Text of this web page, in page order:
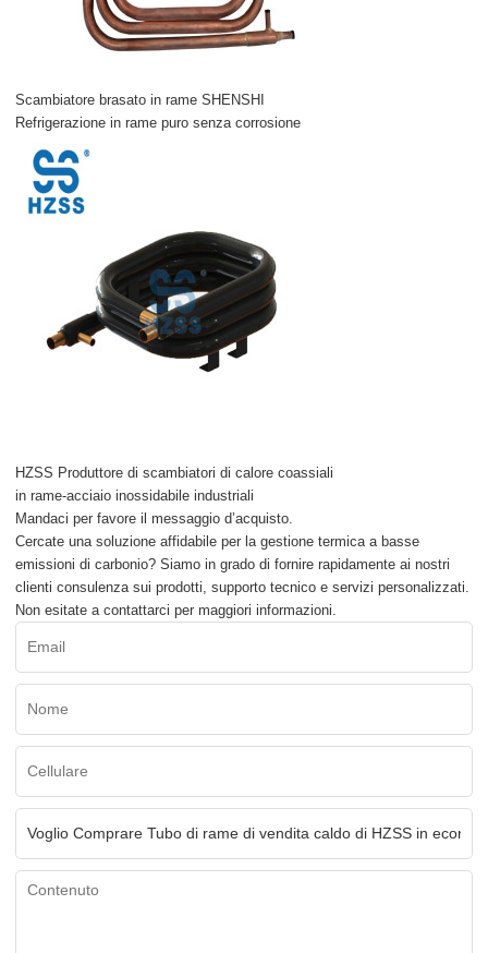
Scambiatore brasato in rame SHENSHI
Refrigerazione in rame puro senza corrosione
HZSS Produttore di scambiatori di calore coassiali
in rame-acciaio inossidabile industriali
Mandaci per favore il messaggio d’acquisto.
Cercate una soluzione affidabile per la gestione termica a basse
emissioni di carbonio? Siamo in grado di fornire rapidamente ai nostri
clienti consulenza sui prodotti, supporto tecnico e servizi personalizzati.
Non esitate a contattarci per maggiori informazioni.